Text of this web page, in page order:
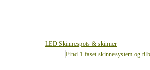
LED Skinnespots & skinner
Find 1-faset skinnesystem og